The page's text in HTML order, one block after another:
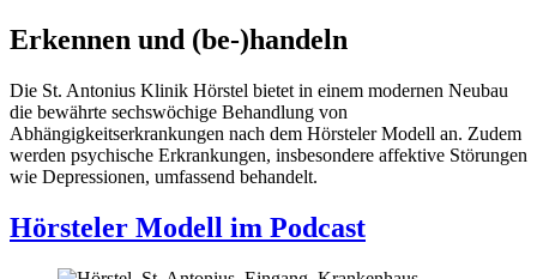
Erkennen und (be-)handeln
Die St. Antonius Klinik Hörstel bietet in einem modernen Neubau
die bewährte sechswöchige Behandlung von
Abhängigkeitserkrankungen nach dem Hörsteler Modell an. Zudem
werden psychische Erkrankungen, insbesondere affektive Störungen
wie Depressionen, umfassend behandelt.
Hörsteler Modell im Podcast